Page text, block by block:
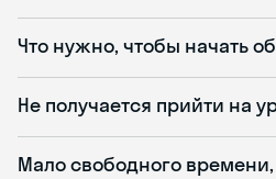
Что нужно, чтобы начать
Не получается прийти на
Мало свободного